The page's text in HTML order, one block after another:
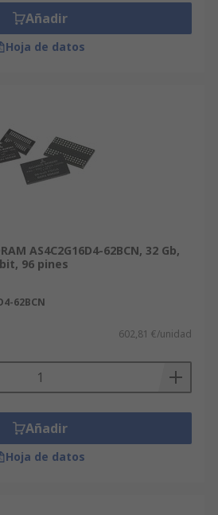
Añadir
Hoja de datos
AS4C2G16D4-62BCN, 32 Gb,
96 pines
62BCN
602,81 €/unidad
Añadir
Hoja de datos